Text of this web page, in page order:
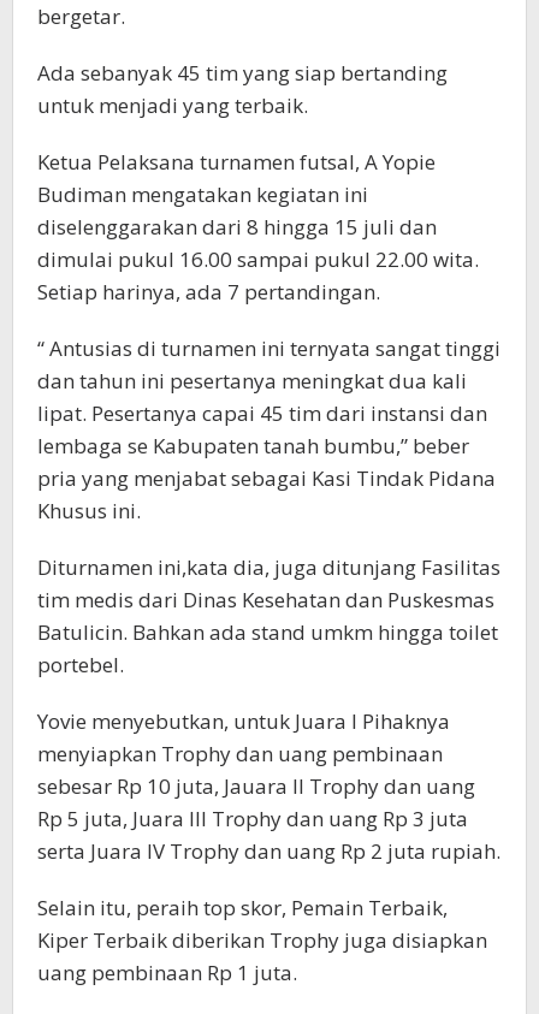
bergetar.
Ada sebanyak 45 tim yang siap bertanding
untuk menjadi yang terbaik.
Ketua Pelaksana turnamen futsal, A Yopie
Budiman mengatakan kegiatan ini
diselenggarakan dari 8 hingga 15 juli dan
dimulai pukul 16.00 sampai pukul 22.00 wita.
Setiap harinya, ada 7 pertandingan.
“ Antusias di turnamen ini ternyata sangat tinggi
dan tahun ini pesertanya meningkat dua kali
lipat. Pesertanya capai 45 tim dari instansi dan
lembaga se Kabupaten tanah bumbu,” beber
pria yang menjabat sebagai Kasi Tindak Pidana
Khusus ini.
Diturnamen ini,kata dia, juga ditunjang Fasilitas
tim medis dari Dinas Kesehatan dan Puskesmas
Batulicin. Bahkan ada stand umkm hingga toilet
portebel.
Yovie menyebutkan, untuk Juara I Pihaknya
menyiapkan Trophy dan uang pembinaan
sebesar Rp 10 juta, Jauara II Trophy dan uang
Rp 5 juta, Juara III Trophy dan uang Rp 3 juta
serta Juara IV Trophy dan uang Rp 2 juta rupiah.
Selain itu, peraih top skor, Pemain Terbaik,
Kiper Terbaik diberikan Trophy juga disiapkan
uang pembinaan Rp 1 juta.